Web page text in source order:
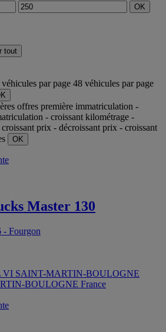
OK
tout
véhicules par page 48 véhicules par page
offres première immatriculation -
- croissant kilométrage -
prix - décroissant prix - croissant
OK
Master 130
- Fourgon
SAINT-MARTIN-BOULOGNE
BOULOGNE France